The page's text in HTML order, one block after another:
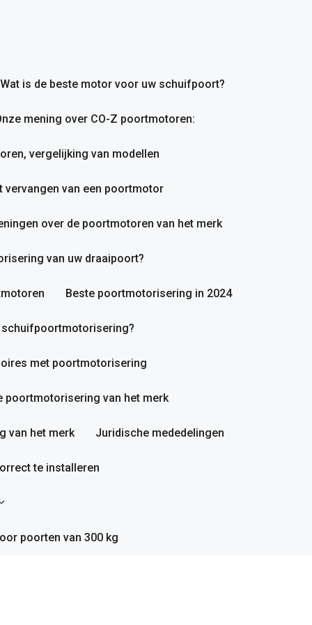
Wat is de beste motor voor uw schuifpoort?
mening over CO-Z poortmotoren:
vergelijking van modellen
vervangen van een poortmotor
over de poortmotoren van het merk
van uw draaipoort?
Beste poortmotorisering in 2024
schuifpoortmotorisering?
met poortmotorisering
poortmotorisering van het merk
van het merk Juridische mededelingen
te installeren
poorten van 300 kg